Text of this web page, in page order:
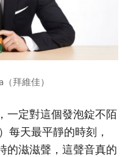
拜維佳）
一定對這個發泡錠不陌
每天最平靜的時刻，
的滋滋聲，這聲音真的